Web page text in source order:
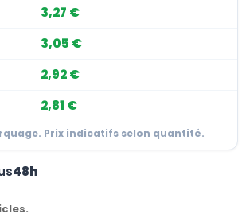
3,27 €
3,05 €
2,92 €
2,81 €
Prix indicatifs selon quantité.
48h